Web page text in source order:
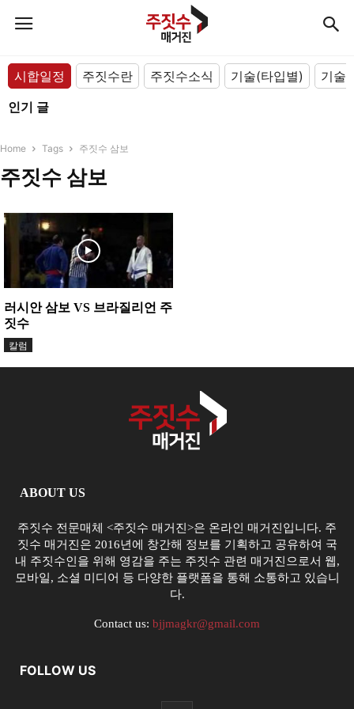
시합일정 주짓수란 주짓수소식 기술(타입별)
기술
인기 글
Home Tags 주짓수 삼보
주짓수 삼보
러시안 삼보 VS 브라질리언 주
짓수
칼럼
ABOUT US
주짓수 전문매체 <주짓수 매거진>은 온라인 매거진입니다. 주
짓수 매거진은 2016년에 창간해 정보를 기획하고 공유하여 국
내 주짓수인을 위해 영감을 주는 주짓수 관련 매거진으로서 웹,
모바일, 소셜 미디어 등 다양한 플랫폼을 통해 소통하고 있습니
다.
Contact us: bjjmagkr@gmail.com
FOLLOW US